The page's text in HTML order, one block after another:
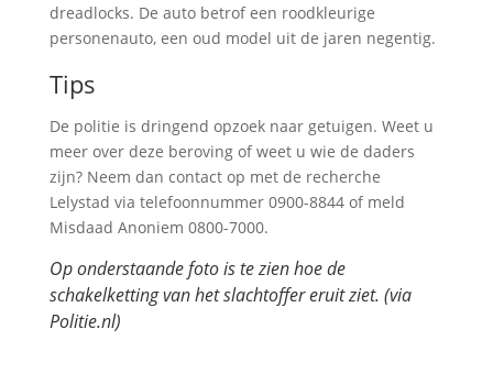
dreadlocks. De auto betrof een roodkleurige
personenauto, een oud model uit de jaren negentig.
Tips
De politie is dringend opzoek naar getuigen. Weet u
meer over deze beroving of weet u wie de daders
zijn? Neem dan contact op met de recherche
Lelystad via telefoonnummer 0900-8844 of meld
Misdaad Anoniem 0800-7000.
Op onderstaande foto is te zien hoe de
schakelketting van het slachtoffer eruit ziet. (via
Politie.nl)